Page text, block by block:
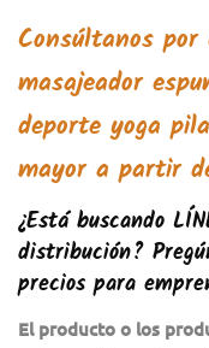
Consúltanos
masajeador
deporte yoga
mayor a partir
¿Está buscando
distribución?
precios para
El producto o los